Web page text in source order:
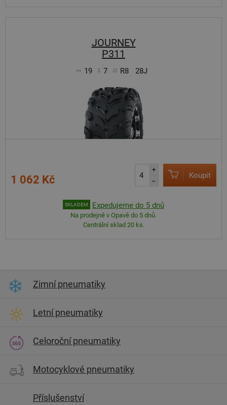
JOURNEY
P311
19 7 R8 28J
1 062 Kč
+
–
Koupit
SKLADEM Expedujeme do 5 dnů
Na prodejně v Opavě do 5 dnů.
Centrální sklad 20 ks.
Zimní pneumatiky
Letní pneumatiky
Celoroční pneumatiky
Motocyklové pneumatiky
Příslušenství